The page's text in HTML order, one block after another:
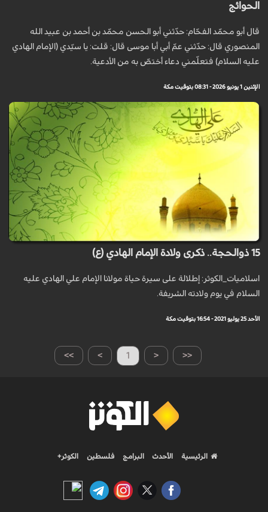
الحوائج
قال أبو محمّد الفحّام: حدّثني أبو الحسن محمّد بن أحمد بن عبيد الله
المنصوري قال: حدّثني عمّ أبي أبا موسى قال: قلت: يا سيّدي (الإمام الهادي
عليه السلام) فتعلّمني دعاء أختصّ به من الأدعية.
الإثنين 1 يونيو 2026 - 08:31 بتوقيت مكة
15 ذوالحجة.. ذكرى ولادة الإمام الهادي (ع)
اسلاميات_الكوثر: إطلالة على سيرة حياة مولانا الإمام علي الهادي عليه
السلام في يوم ولادته الشريفة.
الأحد 25 يوليو 2021 - 16:54 بتوقيت مكة
>> > 1 < <<
الرئيسية الأحدث البرامج فلسطين الكوثر+